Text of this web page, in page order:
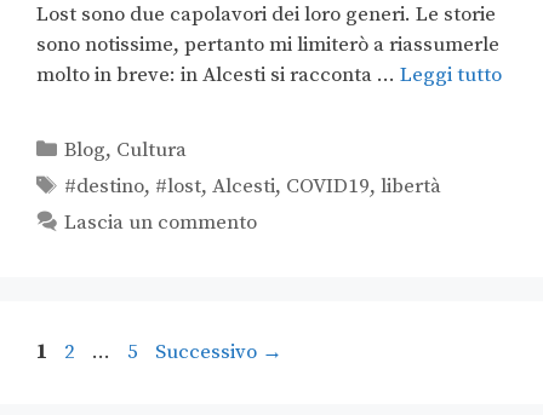
Lost sono due capolavori dei loro generi. Le storie
sono notissime, pertanto mi limiterò a riassumerle
molto in breve: in Alcesti si racconta … Leggi tutto
Blog, Cultura
#destino, #lost,Alcesti, COVID19,libertà
Lascia un commento
1 2 … 5 Successivo →